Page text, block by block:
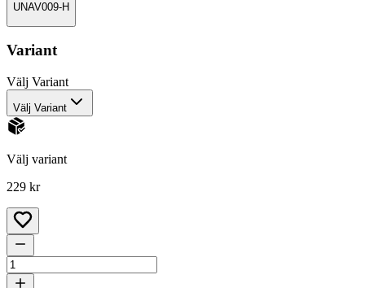
UNAV009-H
Variant
Välj Variant
Välj Variant
Välj variant
229 kr